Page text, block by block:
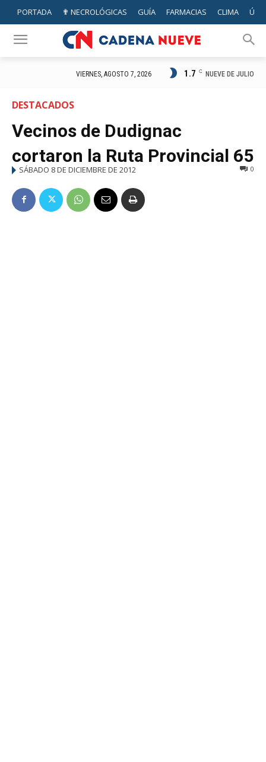
PORTADA ✟ NECROLÓGICAS GUÍA FARMACIAS CLIMA
VIERNES, AGOSTO 7, 2026 1.7 C NUEVE DE JULIO
DESTACADOS
Vecinos de Dudignac
cortaron la Ruta Provincial 65
SÁBADO 8 DE DICIEMBRE DE 2012 0